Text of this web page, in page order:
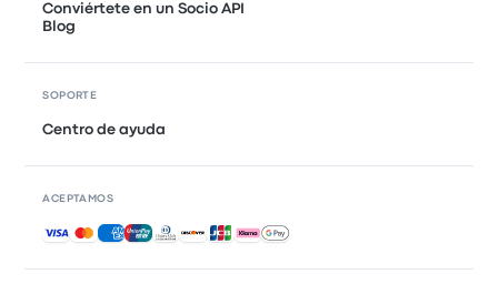
Conviértete en un Socio API
Blog
SOPORTE
Centro de ayuda
ACEPTAMOS
Pagos aceptados